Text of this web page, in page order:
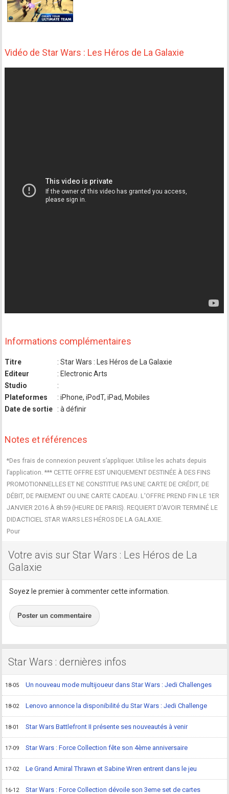
Vidéo de Star Wars : Les Héros de La Galaxie
Informations complémentaires
Titre
: Star Wars : Les Héros de La Galaxie
Editeur
: Electronic Arts
Studio
:
Plateformes
: iPhone, iPodT, iPad, Mobiles
Date de sortie
: à définir
Notes et références
*Des frais de connexion peuvent s’appliquer. Utilise les achats depuis
l’application. *** CETTE OFFRE EST UNIQUEMENT DESTINÉE À DES FINS
PROMOTIONNELLES ET NE CONSTITUE PAS UNE CARTE DE CRÉDIT, DE
DÉBIT, DE PAIEMENT OU UNE CARTE CADEAU. L'OFFRE PREND FIN LE 1ER
JANVIER 2016 À 8h59 (HEURE DE PARIS). REQUIERT D'AVOIR TERMINÉ LE
DIDACTICIEL STAR WARS LES HÉROS DE LA GALAXIE.
Pour
Votre avis sur Star Wars : Les Héros de La
Galaxie
Soyez le premier à commenter cette information.
Poster un commentaire
Star Wars : dernières infos
18-05 Un nouveau mode multijoueur dans Star Wars : Jedi Challenges
18-02 Lenovo annonce la disponibilité du Star Wars : Jedi Challenge
18-01 Star Wars Battlefront II présente ses nouveautés à venir
17-09 Star Wars : Force Collection fête son 4ème anniversaire
17-02 Le Grand Amiral Thrawn et Sabine Wren entrent dans le jeu
16-12 Star Wars : Force Collection dévoile son 3eme set de cartes